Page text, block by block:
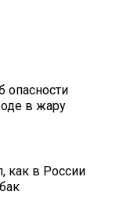
опасности
в жару
как в России